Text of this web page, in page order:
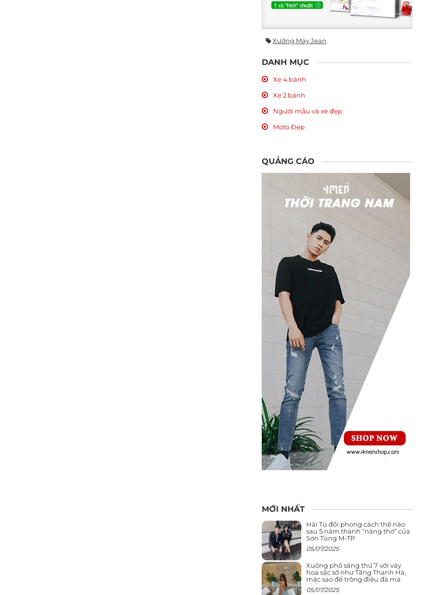
Xưởng May Jean
DANH MỤC
Xe 4 bánh
Xe 2 bánh
Người mẫu và xe đẹp
Moto Đẹp
QUẢNG CÁO
MỚI NHẤT
Hải Tú đổi phong cách thế nào
sau 5 năm thành “nàng thơ” của
Sơn Tùng M-TP
05/07/2025
Xuống phố sáng thứ 7 với váy
hoa sặc sỡ như Tăng Thanh Hà,
mặc sao để trông điệu đà mà
không sến
05/07/2025